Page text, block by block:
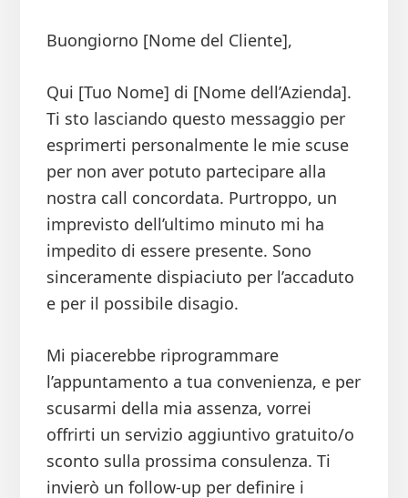
Buongiorno [Nome del Cliente],
Qui [Tuo Nome] di [Nome dell’Azienda].
Ti sto lasciando questo messaggio per
esprimerti personalmente le mie scuse
per non aver potuto partecipare alla
nostra call concordata. Purtroppo, un
imprevisto dell’ultimo minuto mi ha
impedito di essere presente. Sono
sinceramente dispiaciuto per l’accaduto
e per il possibile disagio.
Mi piacerebbe riprogrammare
l’appuntamento a tua convenienza, e per
scusarmi della mia assenza, vorrei
offrirti un servizio aggiuntivo gratuito/o
sconto sulla prossima consulenza. Ti
invierò un follow-up per definire i